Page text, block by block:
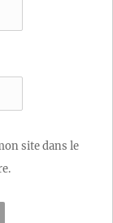
site dans le